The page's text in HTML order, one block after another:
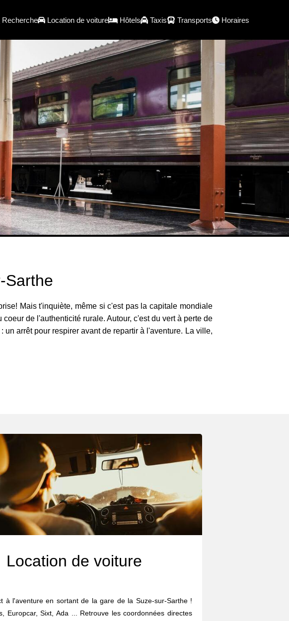
Recherche Location de voiture Hôtels Taxis Transports Horaires
Sarthe
Mais t'inquiète, même si c'est pas la capitale mondiale
de l'authenticité rurale. Autour, c'est du vert à perte de
arrêt pour respirer avant de repartir à l'aventure. La ville,
Location de voiture
à l'aventure en sortant de la gare de la Suze-sur-Sarthe !
Europcar, Sixt, Ada ... Retrouve les coordonnées directes